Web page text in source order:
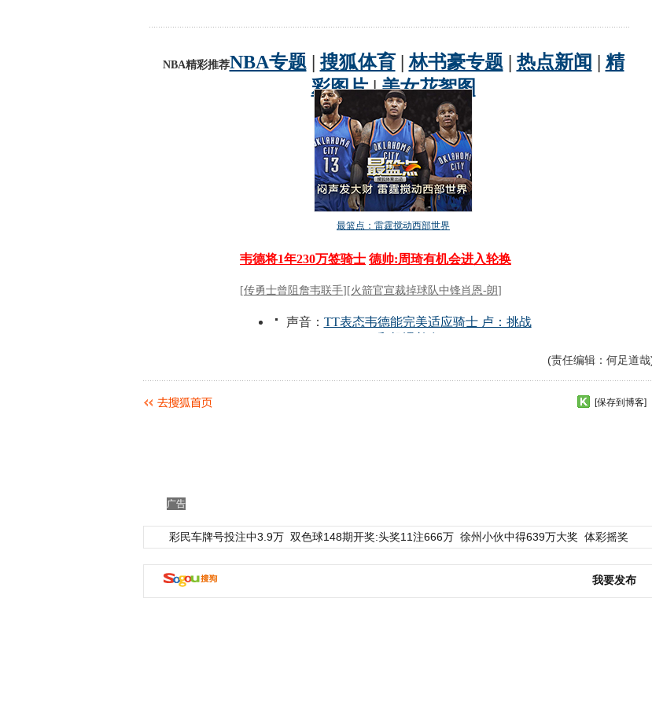
(责任编辑：何足道哉
[保存到博客]
广告
彩民车牌号投注中3.9万 双色球148期开奖:头奖11注666万 徐州小伙中得639万大奖 体彩摇奖
我要发布